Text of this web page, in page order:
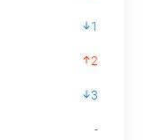
1
2
3
-